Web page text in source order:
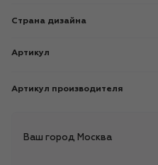
Страна дизайна
Артикул
Артикул производителя
Ваш город Москва